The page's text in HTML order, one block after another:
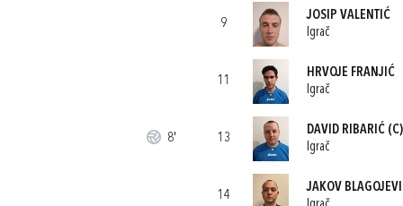
8'
9
JOSIP VALENTIĆ
Igrač
11
HRVOJE FRANJIĆ
Igrač
13
DAVID RIBARIĆ(C)
Igrač
14
JAKOV